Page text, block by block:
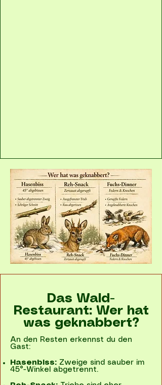
Das Wald-
Restaurant: Wer hat
was geknabbert?
An den Resten erkennst du den
Gast:
Hasenbiss: Zweige sind sauber im
45°-Winkel abgetrennt.